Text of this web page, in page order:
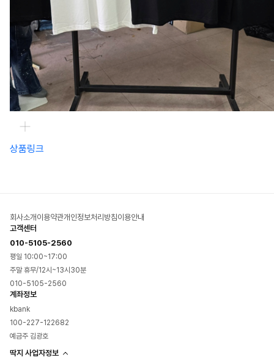
상품링크
회사소개 이용약관개인정보처리방침이용안내
딱지 사업자정보
고객센터
010-5105-2560
평일 10:00~17:00
주말 휴무/12시~13시30분
010-5105-2560
계좌정보
kbank
100-227-122682
예금주 김광호